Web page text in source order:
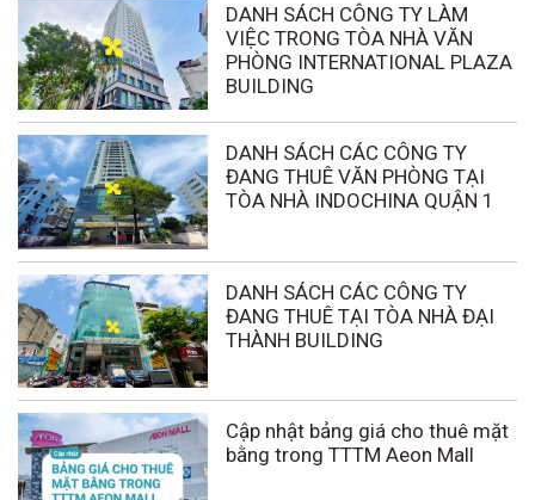
DANH SÁCH CÔNG TY LÀM
VIỆC TRONG TÒA NHÀ VĂN
PHÒNG INTERNATIONAL PLAZA
BUILDING
DANH SÁCH CÁC CÔNG TY
ĐANG THUÊ VĂN PHÒNG TẠI
TÒA NHÀ INDOCHINA QUẬN 1
DANH SÁCH CÁC CÔNG TY
ĐANG THUÊ TẠI TÒA NHÀ ĐẠI
THÀNH BUILDING
Cập nhật bảng giá cho thuê mặt
bằng trong TTTM Aeon Mall